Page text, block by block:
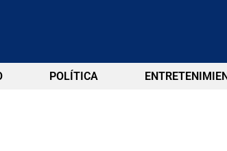
POLÍTICA